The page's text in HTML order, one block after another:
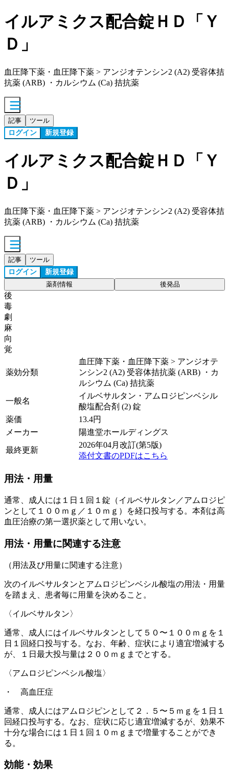
イルアミクス配合錠ＨＤ「Ｙ
Ｄ」
血圧降下薬・血圧降下薬 > アンジオテンシン2 (A2) 受容体拮
抗薬 (ARB) ・カルシウム (Ca) 拮抗薬
記事 ツール
ログイン 新規登録
イルアミクス配合錠ＨＤ「Ｙ
Ｄ」
血圧降下薬・血圧降下薬 > アンジオテンシン2 (A2) 受容体拮
抗薬 (ARB) ・カルシウム (Ca) 拮抗薬
記事 ツール
ログイン 新規登録
薬剤情報 後発品
後
毒
劇
麻
向
覚
薬効分類
血圧降下薬・血圧降下薬 > アンジオテ
ンシン2 (A2) 受容体拮抗薬 (ARB) ・カ
ルシウム (Ca) 拮抗薬
一般名
イルベサルタン・アムロジピンベシル
酸塩配合剤 (2) 錠
薬価
13.4円
メーカー
陽進堂ホールディングス
最終更新
2026年04月改訂(第5版)
添付文書のPDFはこちら
用法・用量
通常、成人には１日１回１錠（イルベサルタン／アムロジピ
ンとして１００ｍｇ／１０ｍｇ）を経口投与する。本剤は高
血圧治療の第一選択薬として用いない。
用法・用量に関連する注意
（用法及び用量に関連する注意）
次のイルベサルタンとアムロジピンベシル酸塩の用法・用量
を踏まえ、患者毎に用量を決めること。
〈イルベサルタン〉
通常、成人にはイルベサルタンとして５０〜１００ｍｇを１
日１回経口投与する。なお、年齢、症状により適宜増減する
が、１日最大投与量は２００ｍｇまでとする。
〈アムロジピンベシル酸塩〉
・ 高血圧症
通常、成人にはアムロジピンとして２．５〜５ｍｇを１日１
回経口投与する。なお、症状に応じ適宜増減するが、効果不
十分な場合には１日１回１０ｍｇまで増量することができ
る。
効能・効果